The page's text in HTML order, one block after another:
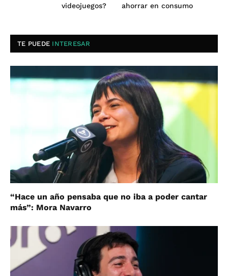
videojuegos?
ahorrar en consumo
TE PUEDE INTERESAR
“Hace un año pensaba que no iba a poder cantar
más”: Mora Navarro